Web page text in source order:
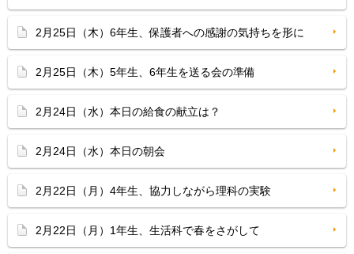
2月25日（木）6年生、保護者への感謝の気持ちを形に
2月25日（木）5年生、6年生を送る会の準備
2月24日（水）本日の給食の献立は？
2月24日（水）本日の朝会
2月22日（月）4年生、協力しながら理科の実験
2月22日（月）1年生、生活科で春をさがして